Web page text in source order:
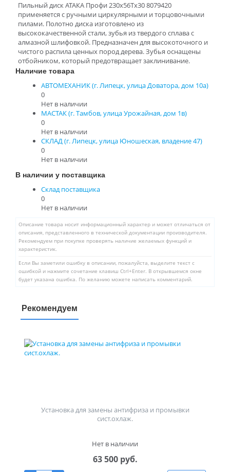
Пильный диск АТАКА Профи 230x56Tx30 8079420
применяется с ручными циркулярными и торцовочными
пилами. Полотно диска изготовлено из
высококачественной стали, зубья из твердого сплава с
алмазной шлифовкой. Предназначен для высокоточного и
чистого распила ценных пород дерева. Зубья оснащены
отбойником, который предотвращает заклинивание.
Наличие товара
АВТОМЕХАНИК (г. Липецк, улица Доватора, дом 10а)
0
Нет в наличии
МАСТАК (г. Тамбов, улица Урожайная, дом 1в)
0
Нет в наличии
СКЛАД (г. Липецк, улица Юношеская, владение 47)
0
Нет в наличии
В наличии у поставщика
Склад поставщика
0
Нет в наличии
Описание товара носит информационный характер и может отличаться от
описания, представленного в технической документации производителя.
Рекомендуем при покупке проверять наличие желаемых функций и
характеристик.
Если Вы заметили ошибку в описании, пожалуйста, выделите текст с
ошибкой и нажмите сочетание клавиш Ctrl+Enter. В открывшемся окне
будет указана ошибка. По желанию можете написать комментарий.
Рекомендуем
Установка для замены антифриза и промывки
сист.охлаж.
Нет в наличии
63 500 руб.